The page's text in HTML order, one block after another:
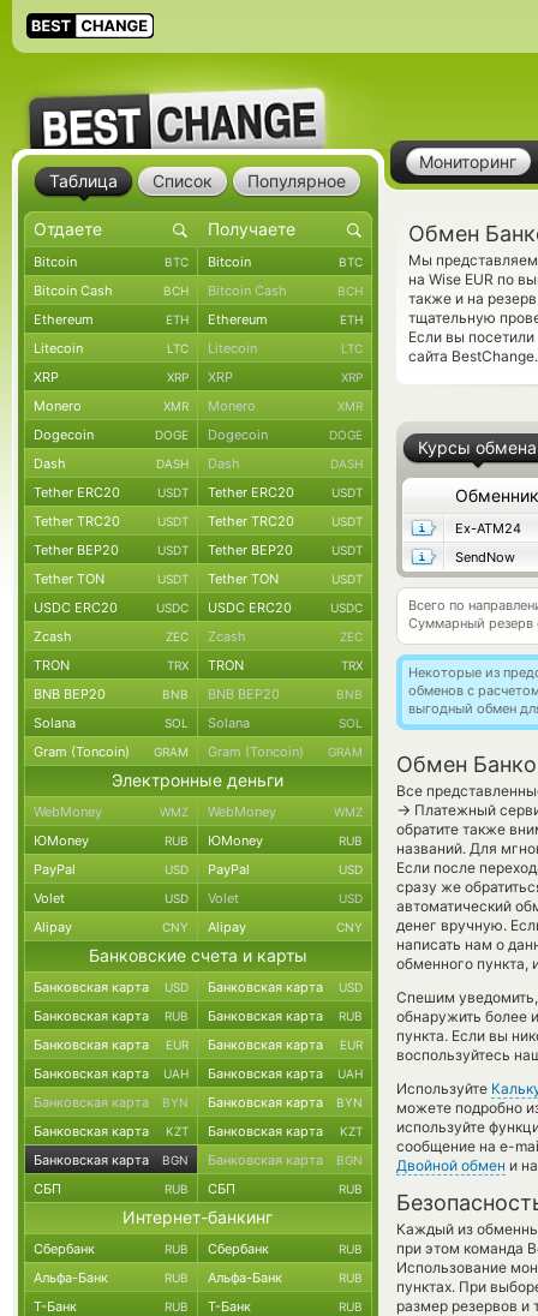
Мониторинг
Обмен
Мы представляем
на Wise EUR по
также и на
тщательную
Если вы
сайта
Курсы обмена
Обменник
Ex-ATM24
SendNow
Всего по
Суммарный резерв
Некоторые из
обменов с
выгодный обмен
Обмен
Все
→ Платежный
обратите также
названий. Для
Если после
сразу же
автоматический
денег вручную.
написать нам о
обменного пункта,
Спешим
обнаружить более
пункта. Если вы
воспользуйтесь
Используйте
можете подробно
используйте
сообщение на e-
Двойной обмен и
Каждый из
при этом команда
Использование
пунктах. При
размер резервов и
Таблица Список Популярное
Bitcoin BTC Bitcoin BTC
Bitcoin Cash BCH Bitcoin Cash BCH
Ethereum ETH Ethereum ETH
Litecoin LTC Litecoin LTC
XRP XRP XRP XRP
Monero XMR Monero XMR
Dogecoin DOGE Dogecoin DOGE
Dash DASH Dash DASH
Tether ERC20 USDT Tether ERC20 USDT
Tether TRC20 USDT Tether TRC20 USDT
Tether BEP20 USDT Tether BEP20 USDT
Tether TON USDT Tether TON USDT
USDC ERC20 USDC USDC ERC20 USDC
Zcash ZEC Zcash ZEC
TRON TRX TRON TRX
BNB BEP20 BNB BNB BEP20 BNB
Solana SOL Solana SOL
Gram (Toncoin) GRAM Gram (Toncoin) GRAM
Электронные деньги
WebMoney WMZ WebMoney WMZ
ЮMoney RUB ЮMoney RUB
PayPal USD PayPal USD
Volet USD Volet USD
Alipay CNY Alipay CNY
Банковские счета и карты
Банковская карта USD Банковская карта USD
Банковская карта RUB Банковская карта RUB
Банковская карта EUR Банковская карта EUR
Банковская карта UAH Банковская карта UAH
Банковская карта BYN Банковская карта BYN
Банковская карта KZT Банковская карта KZT
Банковская карта BGN Банковская карта BGN
СБП RUB СБП RUB
Интернет-банкинг
Сбербанк RUB Сбербанк RUB
Альфа-Банк RUB Альфа-Банк RUB
Т-Банк RUB Т-Банк RUB